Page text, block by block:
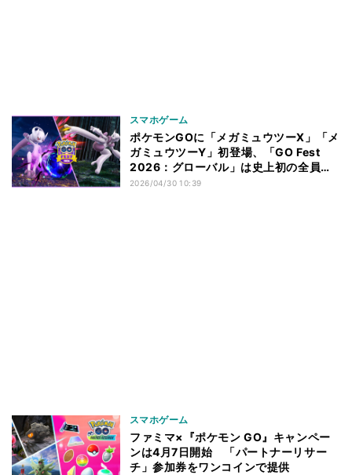
スマホゲーム
ポケモンGOに「メガミュウツーX」「メ
ガミュウツーY」初登場、「GO Fest
2026：グローバル」は史上初の全員無
料開催
2026/04/30 10:39
スマホゲーム
ファミマ×『ポケモン GO』キャンペー
ンは4月7日開始 「パートナーリサー
チ」参加券をワンコインで提供